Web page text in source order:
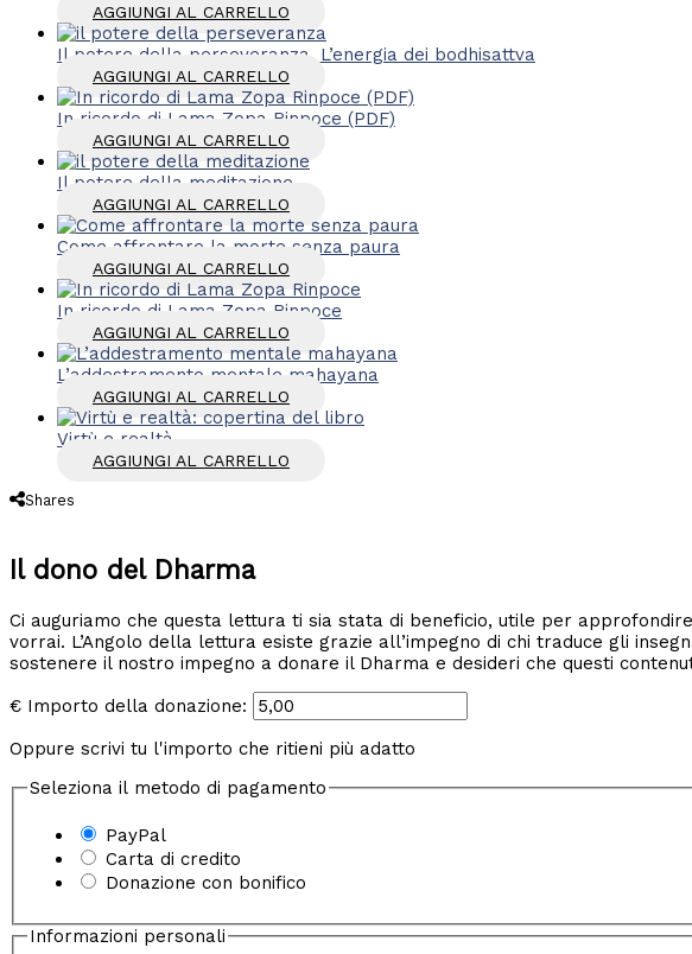
AGGIUNGI AL CARRELLO
Il potere della perseveranza. L’energia dei bodhisattva
AGGIUNGI AL CARRELLO
In ricordo di Lama Zopa Rinpoce (PDF)
AGGIUNGI AL CARRELLO
Il potere della meditazione
AGGIUNGI AL CARRELLO
Come affrontare la morte senza paura
AGGIUNGI AL CARRELLO
In ricordo di Lama Zopa Rinpoce
AGGIUNGI AL CARRELLO
L’addestramento mentale mahayana
AGGIUNGI AL CARRELLO
Virtù e realtà
AGGIUNGI AL CARRELLO
Shares
Il dono del Dharma
Ci auguriamo che questa lettura ti sia stata di beneficio, utile per
vorrai. L’Angolo della lettura esiste grazie all’impegno di chi traduce gli
sostenere il nostro impegno a donare il Dharma e desideri che questi
€ Importo della donazione:
Oppure scrivi tu l'importo che ritieni più adatto
Seleziona il metodo di pagamento
PayPal
Carta di credito
Donazione con bonifico
Informazioni personali